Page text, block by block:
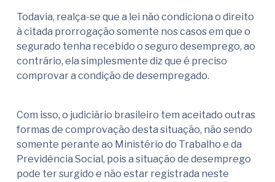
Todavia, realça-se que a lei não condiciona o direito
à citada prorrogação somente nos casos em que o
segurado tenha recebido o seguro desemprego, ao
contrário, ela simplesmente diz que é preciso
comprovar a condição de desempregado.
Com isso, o judiciário brasileiro tem aceitado outras
formas de comprovação desta situação, não sendo
somente perante ao Ministério do Trabalho e da
Previdência Social, pois a situação de desemprego
pode ter surgido e não estar registrada neste